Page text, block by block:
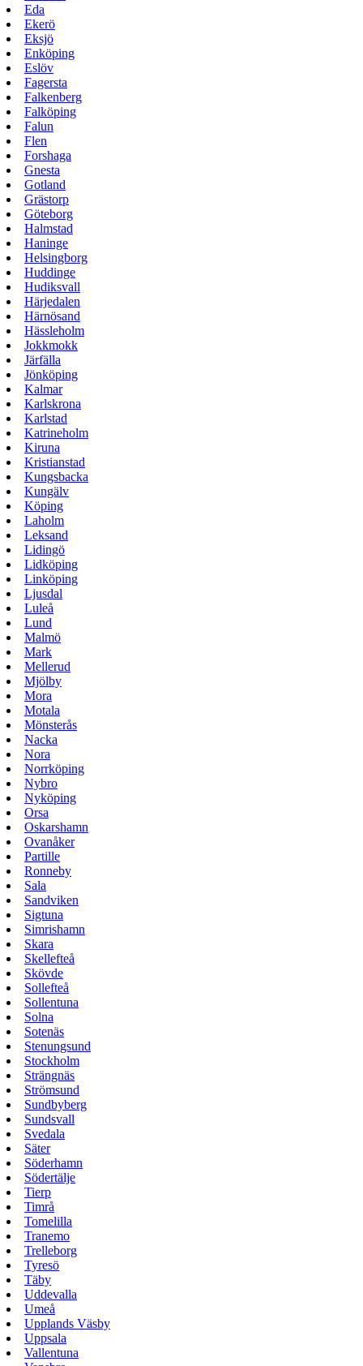
Eda
Ekerö
Eksjö
Enköping
Eslöv
Fagersta
Falkenberg
Falköping
Falun
Flen
Forshaga
Gnesta
Gotland
Grästorp
Göteborg
Halmstad
Haninge
Helsingborg
Huddinge
Hudiksvall
Härjedalen
Härnösand
Hässleholm
Jokkmokk
Järfälla
Jönköping
Kalmar
Karlskrona
Karlstad
Katrineholm
Kiruna
Kristianstad
Kungsbacka
Kungälv
Köping
Laholm
Leksand
Lidingö
Lidköping
Linköping
Ljusdal
Luleå
Lund
Malmö
Mark
Mellerud
Mjölby
Mora
Motala
Mönsterås
Nacka
Nora
Norrköping
Nybro
Nyköping
Orsa
Oskarshamn
Ovanåker
Partille
Ronneby
Sala
Sandviken
Sigtuna
Simrishamn
Skara
Skellefteå
Skövde
Sollefteå
Sollentuna
Solna
Sotenäs
Stenungsund
Stockholm
Strängnäs
Strömsund
Sundbyberg
Sundsvall
Svedala
Säter
Söderhamn
Södertälje
Tierp
Timrå
Tomelilla
Tranemo
Trelleborg
Tyresö
Täby
Uddevalla
Umeå
Upplands Väsby
Uppsala
Vallentuna